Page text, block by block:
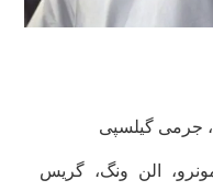
جرمی گیلسپی
الن ونگ، گریس